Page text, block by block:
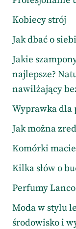
Kobiecy strój
Jak dbać o
Jakie
najlepsze?
nawilżający
Wyprawka dla
Jak można
Komórki
Kilka słów o
Perfumy
Moda w stylu
środowisko i